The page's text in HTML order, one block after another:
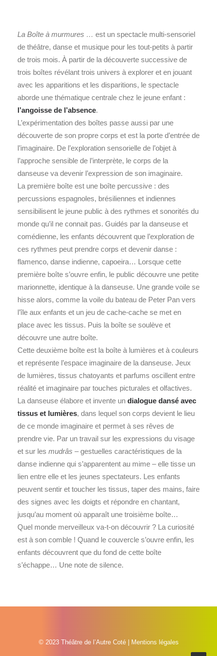
La Boîte à murmures … est un spectacle multi-sensoriel
de théâtre, danse et musique pour les tout-petits à partir
de trois mois. À partir de la découverte successive de
trois boîtes révélant trois univers à explorer et en jouant
avec les apparitions et les disparitions, le spectacle
aborde une thématique centrale chez le jeune enfant :
l’angoisse de l’absence.
L’expérimentation des boîtes passe aussi par une
découverte de son propre corps et est la porte d’entrée de
l’imaginaire. De l’exploration sensorielle de l’objet à
l’approche sensible de l’interprète, le corps de la
danseuse va devenir l’expression de son imaginaire.
La première boîte est une boîte percussive : des
percussions espagnoles, brésiliennes et indiennes
sensibilisent le jeune public à des rythmes et sonorités du
monde qu’il ne connait pas. Guidés par la danseuse et
comédienne, les enfants découvrent que l’exploration de
ces rythmes peut prendre corps et devenir danse :
flamenco, danse indienne, capoeira… Lorsque cette
première boîte s’ouvre enfin, le public découvre une petite
marionnette, identique à la danseuse. Une grande voile se
hisse alors, comme la voile du bateau de Peter Pan vers
l’île aux enfants et un jeu de cache-cache se met en
place avec les tissus. Puis la boîte se soulève et
découvre une autre boîte.
Cette deuxième boîte est la boîte à lumières et à couleurs
et représente l’espace imaginaire de la danseuse. Jeux
de lumières, tissus chatoyants et parfums oscillent entre
réalité et imaginaire par touches picturales et olfactives.
La danseuse élabore et invente un dialogue dansé avec
tissus et lumières, dans lequel son corps devient le lieu
de ce monde imaginaire et permet à ses rêves de
prendre vie. Par un travail sur les expressions du visage
et sur les mudrâs – gestuelles caractéristiques de la
danse indienne qui s’apparentent au mime – elle tisse un
lien entre elle et les jeunes spectateurs. Les enfants
peuvent sentir et toucher les tissus, taper des mains, faire
des signes avec les doigts et répondre en chantant,
jusqu’au moment où apparaît une troisième boîte…
Quel monde merveilleux va-t-on découvrir ? La curiosité
est à son comble ! Quand le couvercle s’ouvre enfin, les
enfants découvrent que du fond de cette boîte
s’échappe… Une note de silence.
© 2023 Théâtre de l’Autre Coté | Mentions légales